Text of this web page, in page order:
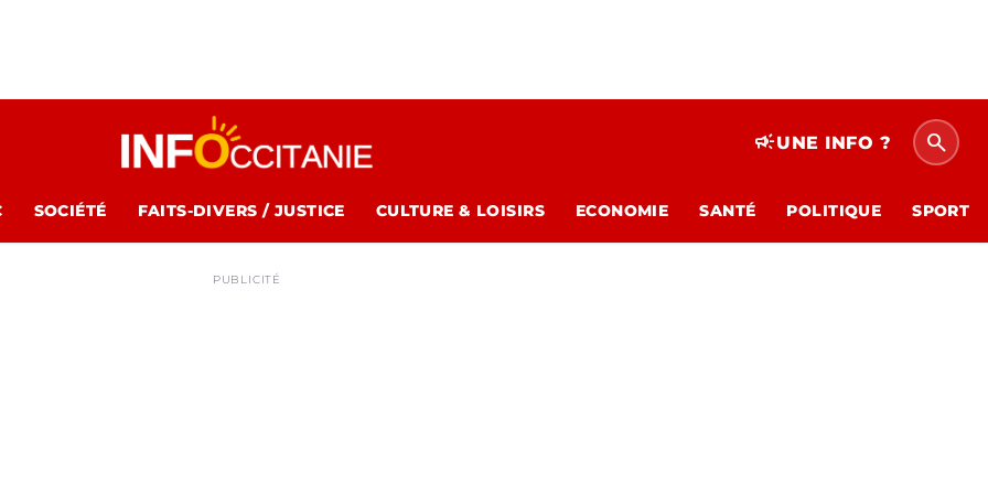
campaignUNE INFO ? search
SOCIÉTÉ FAITS-DIVERS / JUSTICE CULTURE & LOISIRS ECONOMIE SANTÉ POLITIQUE SPORT
PUBLICITÉ